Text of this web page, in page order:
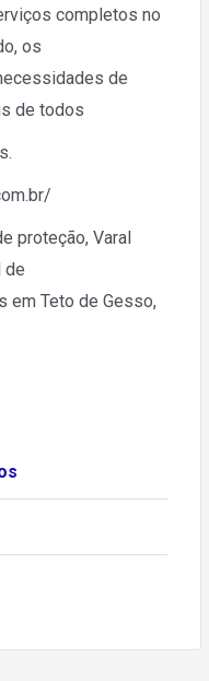
completos no
os
de
de todos
proteção, Varal
de
em Teto de Gesso,